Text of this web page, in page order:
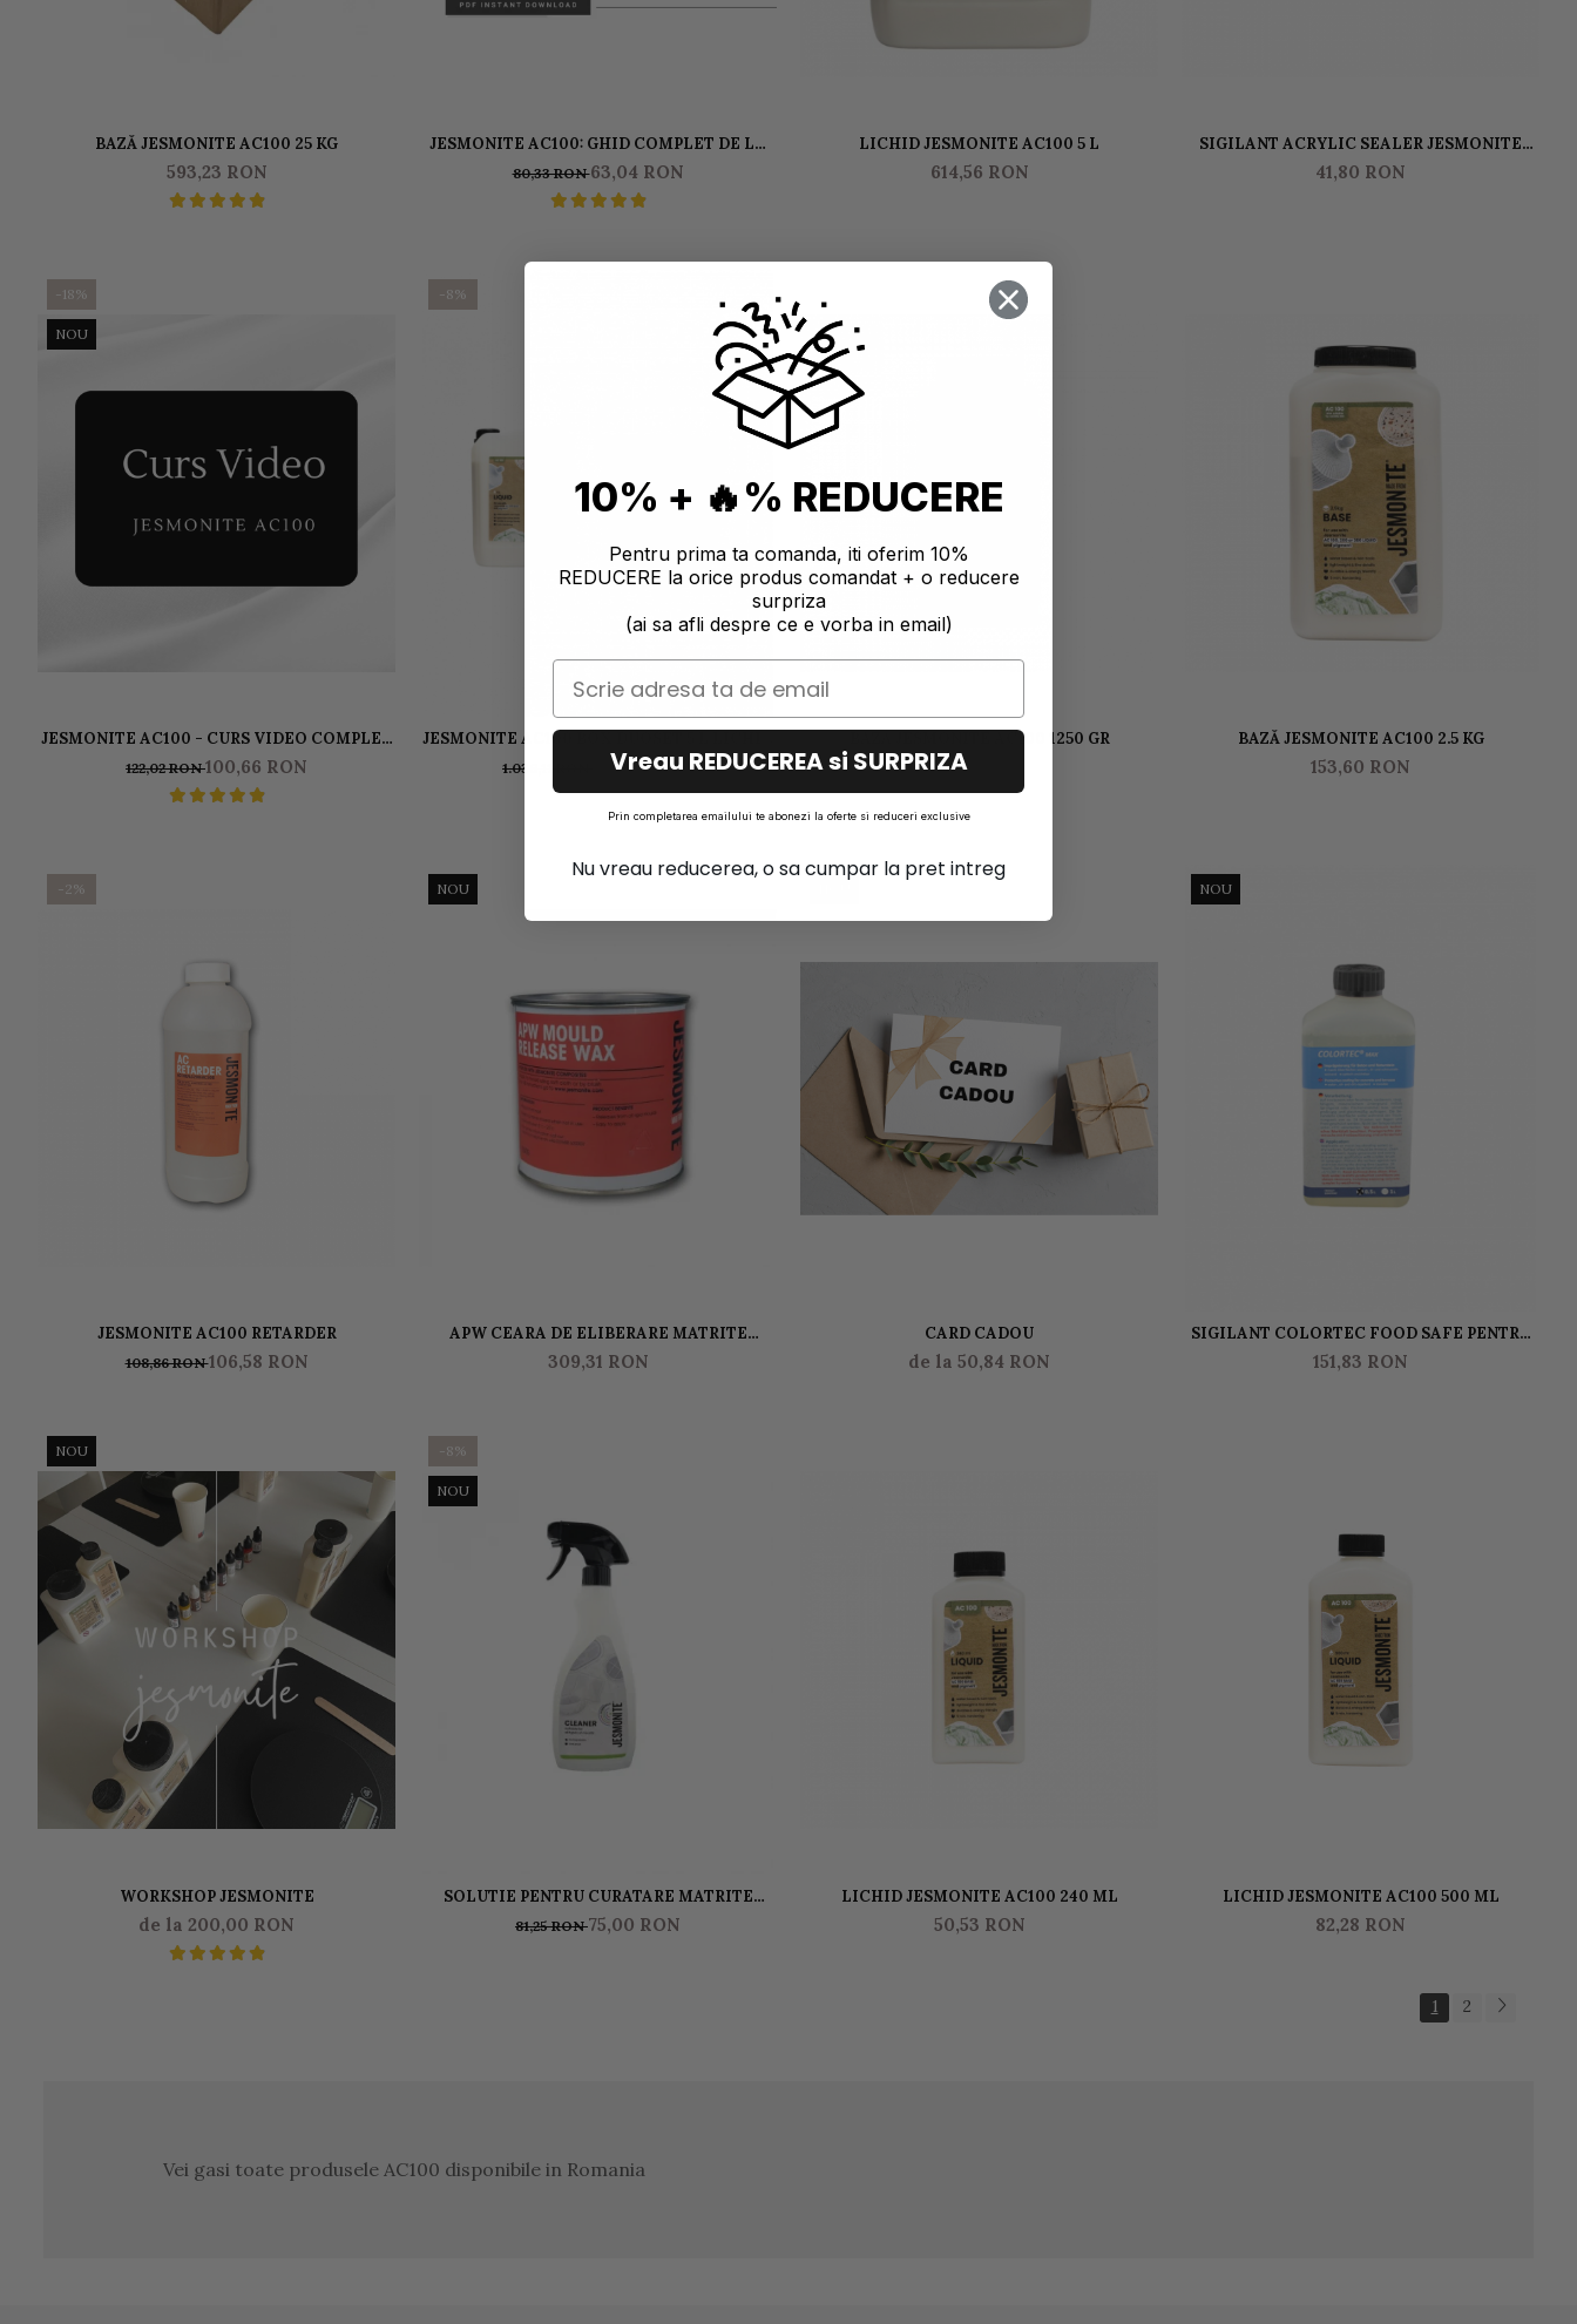
BAZĂ JESMONITE AC100 25 KG
593,23 RON
JESMONITE AC100: GHID COMPLET DE LA
NOVICE LA ARTISAN
80,33 RON63,04 RON
LICHID JESMONITE AC100 5 L
614,56 RON
SIGILANT ACRYLIC SEALER JESMONITE
GLOSS PENTRU AC100 50 GR
41,80 RON
-18%
NOU
JESMONITE AC100 - CURS VIDEO COMPLET
DESPRE LUCRUL CU ECO-RĂȘINĂ
122,02 RON100,66 RON
-8%
JESMONITE AC100 BOX DUOSET 5 L LICHID
& 12,5 KG BAZA
1.036,11 RON 951,00 RON
BAZĂ JESMONITE AC100 1250 GR
77,78 RON
BAZĂ JESMONITE AC100 2.5 KG
153,60 RON
-2%
JESMONITE AC100 RETARDER
108,86 RON106,58 RON
NOU
APW CEARA DE ELIBERARE MATRITE
JESMONITE
309,31 RON
CARD CADOU
de la 50,84 RON
NOU
SIGILANT COLORTEC FOOD SAFE PENTRU
JESMONITE, BETON, TERRAZZO- FINISAJ
MAT
151,83 RON
NOU
WORKSHOP JESMONITE
de la 200,00 RON
-8%
NOU
SOLUTIE PENTRU CURATARE MATRITE
JESMONITE JESMO CLEANER 0.500 L
81,25 RON75,00 RON
LICHID JESMONITE AC100 240 ML
50,53 RON
LICHID JESMONITE AC100 500 ML
82,28 RON
1 2
Vei gasi toate produsele AC100 disponibile in Romania
10% + 🔥% REDUCERE
Pentru prima ta comanda, iti oferim 10%
REDUCERE la orice produs comandat + o reducere
surpriza
(ai sa afli despre ce e vorba in email)
Vreau REDUCEREA si SURPRIZA
Prin completarea emailului te abonezi la oferte si reduceri exclusive
Nu vreau reducerea, o sa cumpar la pret intreg